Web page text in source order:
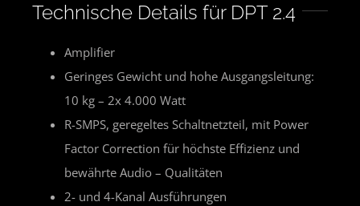
Technische Details für DPT 2.4
Amplifier
Geringes Gewicht und hohe Ausgangsleitung:
10 kg – 2x 4.000 Watt
R-SMPS, geregeltes Schaltnetzteil, mit Power
Factor Correction für höchste Effizienz und
bewährte Audio – Qualitäten
2- und 4-Kanal Ausführungen